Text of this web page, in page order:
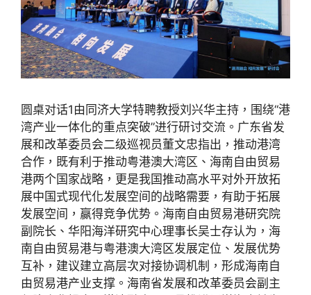
圆桌对话1由同济大学特聘教授刘兴华主持，围绕“港
湾产业一体化的重点突破”进行研讨交流。广东省发
展和改革委员会二级巡视员董文忠指出，推动港湾
合作，既有利于推动粤港澳大湾区、海南自由贸易
港两个国家战略，更是我国推动高水平对外开放拓
展中国式现代化发展空间的战略需要，有助于拓展
发展空间，赢得竞争优势。海南自由贸易港研究院
副院长、华阳海洋研究中心理事长吴士存认为，海
南自由贸易港与粤港澳大湾区发展定位、发展优势
互补，建议建立高层次对接协调机制，形成海南自
由贸易港产业支撑。海南省发展和改革委员会副主